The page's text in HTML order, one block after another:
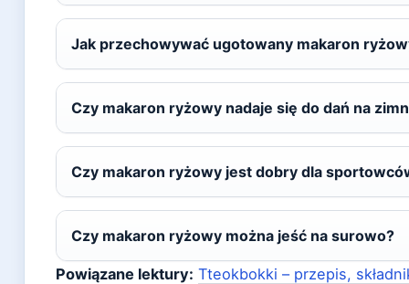
Jak przechowywać ugotowany makaron
Czy makaron ryżowy nadaje się do dań na
Czy makaron ryżowy jest dobry dla
Czy makaron ryżowy można jeść na surowo?
Powiązane lektury: Tteokbokki – przepis,